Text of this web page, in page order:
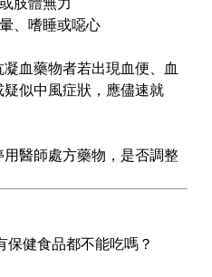
、嗜睡或噁心
血藥物者若出現血便、血
似中風症狀，應儘速就
醫師處方藥物，是否調整
保健食品都不能吃嗎？